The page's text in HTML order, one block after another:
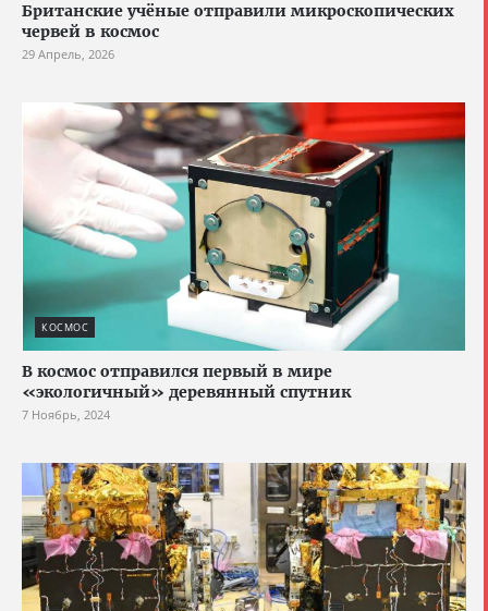
Британские учёные отправили микроскопических
червей в космос
29 Апрель, 2026
КОСМОС
В космос отправился первый в мире
«экологичный» деревянный спутник
7 Ноябрь, 2024